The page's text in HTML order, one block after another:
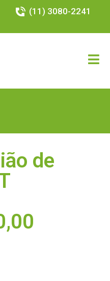
(11) 3080-2241
de